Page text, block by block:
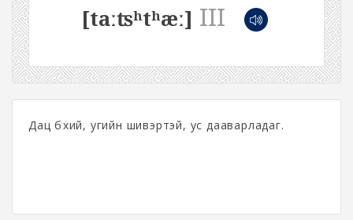
[taːʦʰtʰæː] III
Дац бүхий, угийн шивэртэй, ус дааварладаг.